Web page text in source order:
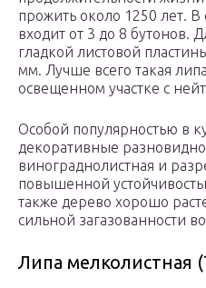
прожить около 1250 лет. В
входит от 3 до 8 бутонов.
гладкой листовой
мм. Лучше всего такая
освещенном участке с
Особой популярностью в
декоративные
винограднолистная и
повышенной
также дерево хорошо
сильной загазованности
Липа мелколистная